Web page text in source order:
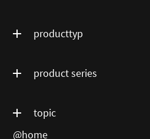
producttyp
product series
topic
@home